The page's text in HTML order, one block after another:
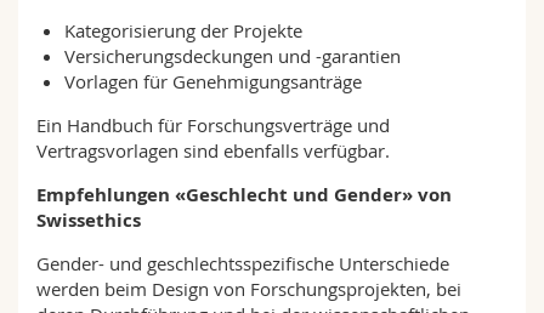
Kategorisierung der Projekte
Versicherungsdeckungen und -garantien
Vorlagen für Genehmigungsanträge
Ein Handbuch für Forschungsverträge und
Vertragsvorlagen sind ebenfalls verfügbar.
Empfehlungen «Geschlecht und Gender» von
Swissethics
Gender- und geschlechtsspezifische Unterschiede
werden beim Design von Forschungsprojekten, bei